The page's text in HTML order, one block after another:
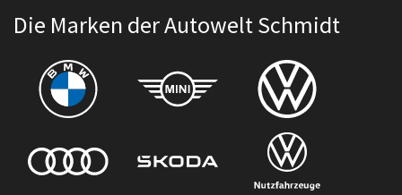
Die Marken der Autowelt Schmidt